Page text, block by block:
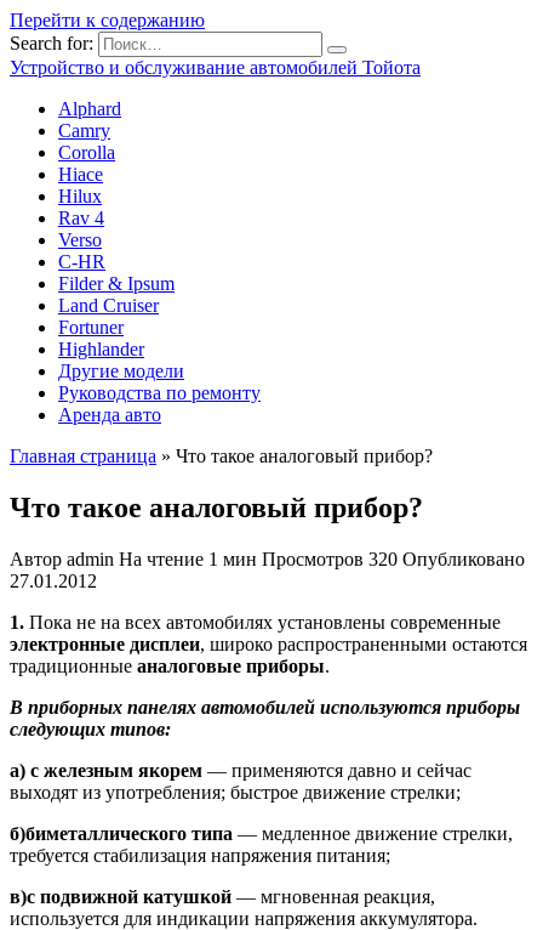
Перейти к содержанию
Search for:
Устройство и обслуживание автомобилей Тойота
Alphard
Camry
Corolla
Hiace
Hilux
Rav 4
Verso
C-HR
Filder & Ipsum
Land Cruiser
Fortuner
Highlander
Другие модели
Руководства по ремонту
Аренда авто
Главная страница » Что такое аналоговый прибор?
Что такое аналоговый прибор?
Автор admin На чтение 1 мин Просмотров 320 Опубликовано
27.01.2012
1. Пока не на всех автомобилях установлены современные
электронные дисплеи, широко распространенными остаются
традиционные аналоговые приборы.
В приборных панелях автомобилей используются приборы
следующих типов:
а) с железным якорем — применяются давно и сейчас
выходят из употребления; быстрое движение стрелки;
б)биметаллического типа — медленное движение стрелки,
требуется стабилизация напряжения питания;
в)с подвижной катушкой — мгновенная реакция,
используется для индикации напряжения аккумулятора.